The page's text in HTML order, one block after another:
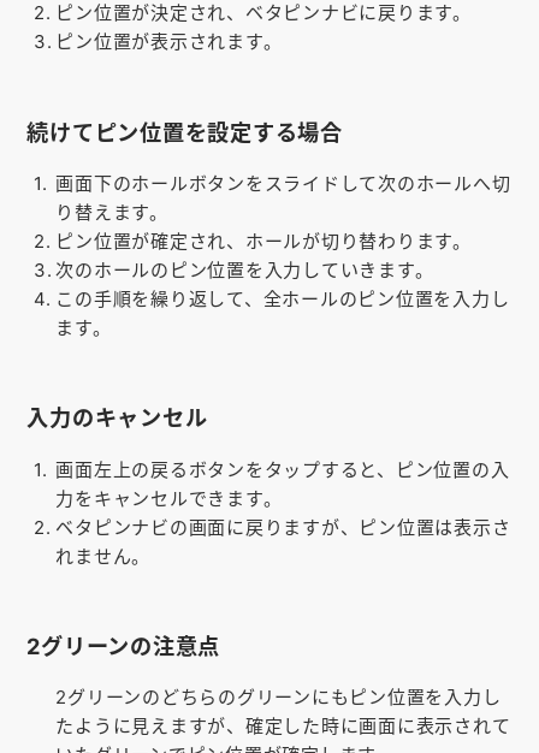
ピン位置が決定され、ベタピンナビに戻ります。
ピン位置が表示されます。
続けてピン位置を設定する場合
画面下のホールボタンをスライドして次のホールへ切
り替えます。
ピン位置が確定され、ホールが切り替わります。
次のホールのピン位置を入力していきます。
この手順を繰り返して、全ホールのピン位置を入力し
ます。
入力のキャンセル
画面左上の戻るボタンをタップすると、ピン位置の入
力をキャンセルできます。
ベタピンナビの画面に戻りますが、ピン位置は表示さ
れません。
2グリーンの注意点
2グリーンのどちらのグリーンにもピン位置を入力し
たように見えますが、確定した時に画面に表示されて